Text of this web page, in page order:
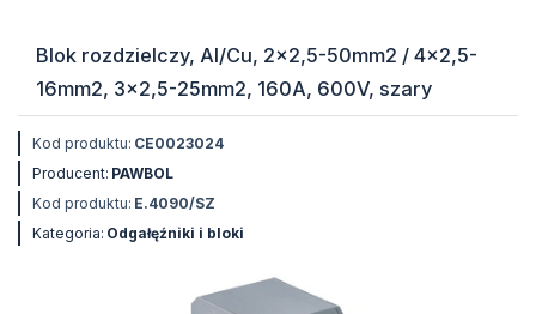
Blok rozdzielczy, Al/Cu, 2x2,5-50mm2 / 4x2,5-
16mm2, 3x2,5-25mm2, 160A, 600V, szary
Kod produktu: CE0023024
Producent: PAWBOL
Kod produktu: E.4090/SZ
Kategoria: Odgałęźniki i bloki